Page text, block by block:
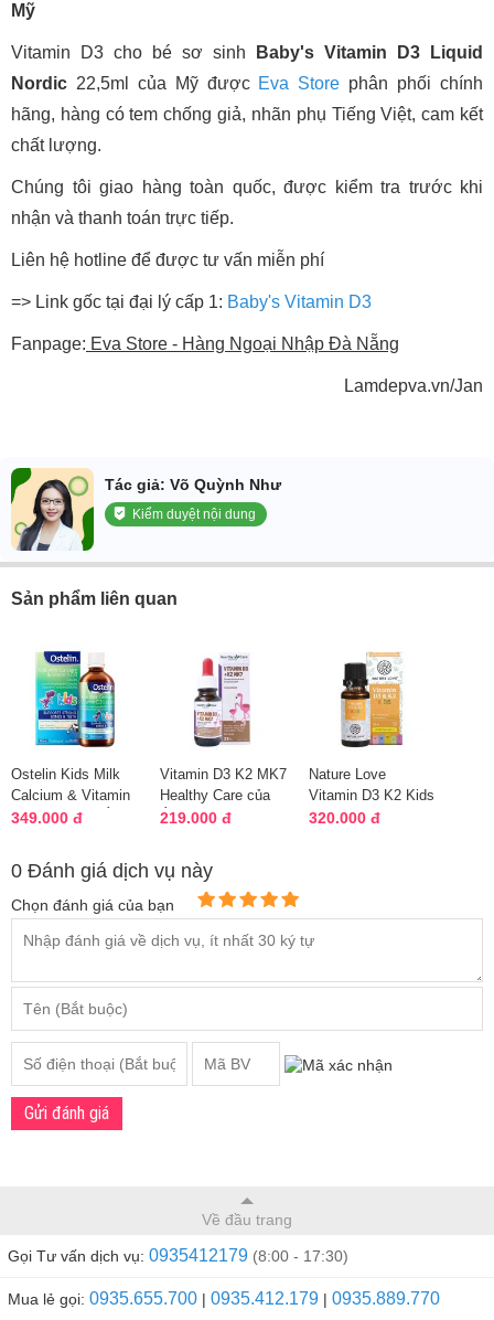
Mỹ
Vitamin D3 cho bé sơ sinh
Baby's Vitamin D3 Liquid
Nordic 22,5ml của Mỹ được Eva Store phân phối chính
hãng, hàng có tem chống giả, nhãn phụ Tiếng Việt, cam kết
chất lượng.
Chúng tôi giao hàng toàn quốc, được kiểm tra trước khi
nhận và thanh toán trực tiếp.
Liên hệ hotline để được tư vấn miễn phí
=> Link gốc tại đại lý cấp 1: Baby's Vitamin D3
Fanpage: Eva Store - Hàng Ngoại Nhập Đà Nẵng
Lamdepva.vn/Jan
Tác giả: Võ Quỳnh Như
Kiểm duyệt nội dung
Sản phẩm liên quan
Ostelin Kids Milk
Calcium & Vitamin
D3 Liquid của Úc
349.000 đ
Vitamin D3 K2 MK7
Healthy Care của
Úc Chai 25ml
219.000 đ
Nature Love
Vitamin D3 K2 Kids
20ml của Đức cho
320.000 đ
0 Đánh giá dịch vụ này
Chọn đánh giá của bạn
Gửi đánh giá
Về đầu trang
Gọi Tư vấn dịch vụ: 0935412179 (8:00 - 17:30)
Mua lẻ gọi: 0935.655.700 | 0935.412.179 | 0935.889.770